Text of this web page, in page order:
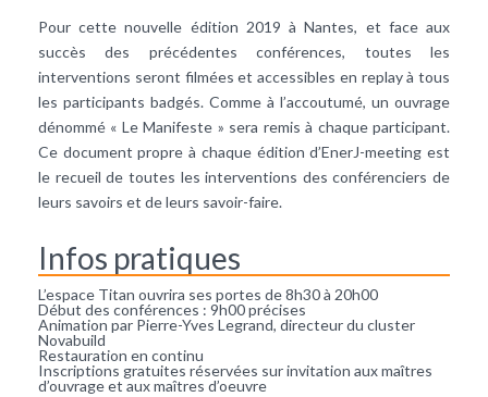
Pour cette nouvelle édition 2019 à Nantes, et face aux
succès des précédentes conférences, toutes les
interventions seront filmées et accessibles en replay à tous
les participants badgés. Comme à l’accoutumé, un ouvrage
dénommé « Le Manifeste » sera remis à chaque participant.
Ce document propre à chaque édition d’EnerJ-meeting est
le recueil de toutes les interventions des conférenciers de
leurs savoirs et de leurs savoir-faire.
Infos pratiques
L’espace Titan ouvrira ses portes de 8h30 à 20h00
Début des conférences : 9h00 précises
Animation par Pierre-Yves Legrand, directeur du cluster
Novabuild
Restauration en continu
Inscriptions gratuites réservées sur invitation aux maîtres
d’ouvrage et aux maîtres d’oeuvre